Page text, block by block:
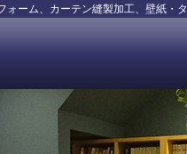
ーム、カーテン縫製加工、壁紙・